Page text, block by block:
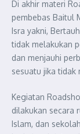
Di akhir materi
pembebas Baitul
Isra yakni,
tidak melakukan
dan menjauhi
sesuatu jika tidak
Kegiatan
dilakukan secara
Islam, dan